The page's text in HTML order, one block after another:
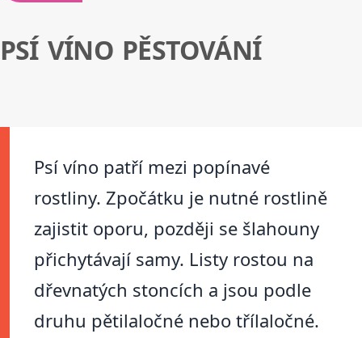
PSÍ VÍNO PĚSTOVÁNÍ
Psí víno patří mezi popínavé
rostliny. Zpočátku je nutné rostlině
zajistit oporu, později se šlahouny
přichytávají samy. Listy rostou na
dřevnatých stoncích a jsou podle
druhu pětilaločné nebo třílaločné.